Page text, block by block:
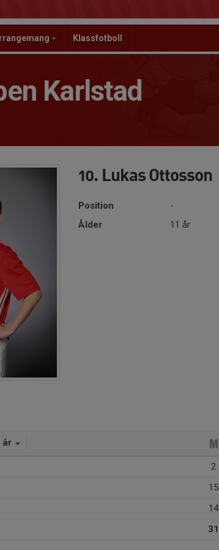
Klassfotboll
Karlstad
10. Lukas Ottosson
Position
-
Ålder
11 år
år
2
15
14
31